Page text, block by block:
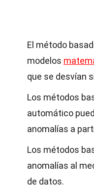
El método
modelos
que se desvían
Los métodos
automático
anomalías a
Los métodos
anomalías al
de datos.